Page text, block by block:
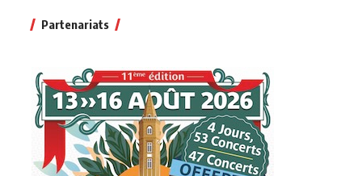
Partenariats